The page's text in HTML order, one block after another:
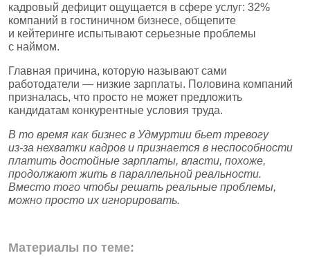
кадровый дефицит ощущается в сфере услуг: 32%
компаний в гостиничном бизнесе, общепите
и кейтеринге испытывают серьезные проблемы
с наймом.
Главная причина, которую называют сами
работодатели — низкие зарплаты. Половина компаний
призналась, что просто не может предложить
кандидатам конкурентные условия труда.
В то время как бизнес в Удмуртии бьет тревогу
из‑за нехватки кадров и признается в неспособности
платить достойные зарплаты, власти, похоже,
продолжают жить в параллельной реальности.
Вместо того чтобы решать реальные проблемы,
можно просто их игнорировать.
Материалы по теме: